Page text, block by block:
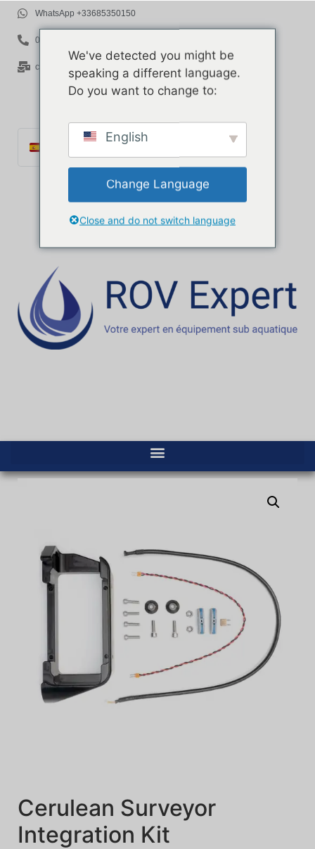
WhatsApp +33685350150
06 85 35 01 50
contact@rov-expert.com
Français
Català
Deutsch
Ελληνικά
Cerulean Surveyor
Integration Kit
We've detected you might be
speaking a different language.
Do you want to change to:
English
Change Language
Close and do not switch language